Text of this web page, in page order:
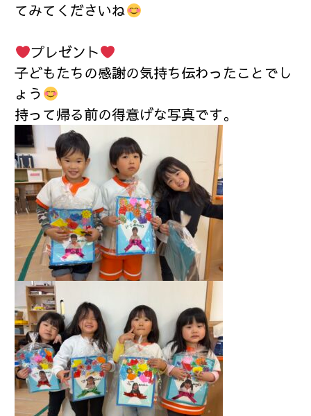
てみてくださいね
プレゼント
子どもたちの感謝の気持ち伝わったことでし
ょう
持って帰る前の得意げな写真です。